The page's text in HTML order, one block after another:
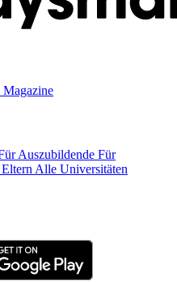
Magazine
Auszubildende Für
Alle Universitäten